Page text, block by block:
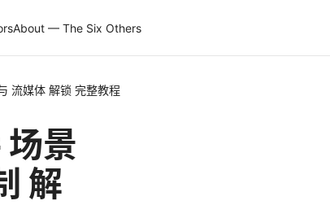
About — The Six Others
流媒体 解锁 完整教程
景
解